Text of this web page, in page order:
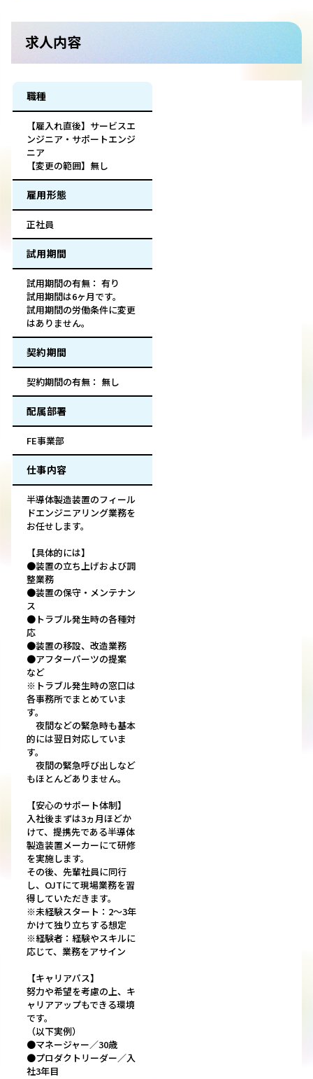
求人内容
職種
【雇入れ直後】サービスエ
ンジニア・サポートエンジ
ニア
【変更の範囲】無し
雇用形態
正社員
試用期間
試用期間の有無： 有り
試用期間は6ヶ月です。
試用期間の労働条件に変更
はありません。
契約期間
契約期間の有無： 無し
配属部署
FE事業部
仕事内容
半導体製造装置のフィール
ドエンジニアリング業務を
お任せします。
【具体的には】
●装置の立ち上げおよび調
整業務
●装置の保守・メンテナン
ス
●トラブル発生時の各種対
応
●装置の移設、改造業務
●アフターパーツの提案
など
※トラブル発生時の窓口は
各事務所でまとめていま
す。
夜間などの緊急時も基本
的には翌日対応していま
す。
夜間の緊急呼び出しなど
もほとんどありません。
【安心のサポート体制】
入社後まずは3ヵ月ほどか
けて、提携先である半導体
製造装置メーカーにて研修
を実施します。
その後、先輩社員に同行
し、OJTにて現場業務を習
得していただきます。
※未経験スタート：2～3年
かけて独り立ちする想定
※経験者：経験やスキルに
応じて、業務をアサイン
【キャリアパス】
努力や希望を考慮の上、キ
ャリアアップもできる環境
です。
（以下実例）
●マネージャー／30歳
●プロダクトリーダー／入
社3年目